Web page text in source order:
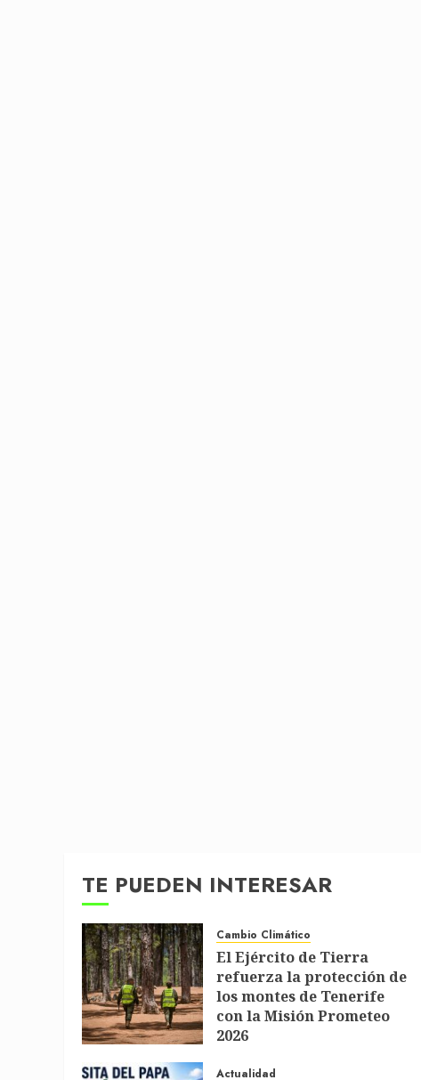
TE PUEDEN INTERESAR
Cambio Climático
El Ejército de Tierra
refuerza la protección de
los montes de Tenerife
con la Misión Prometeo
2026
Actualidad